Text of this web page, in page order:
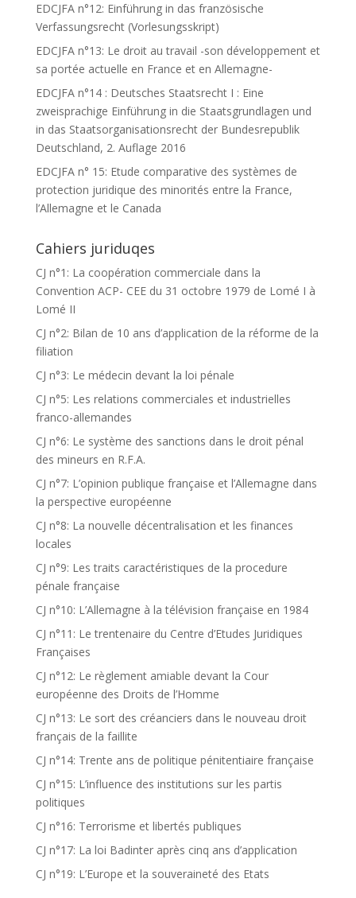
EDCJFA n°12: Einführung in das französische
Verfassungsrecht (Vorlesungsskript)
EDCJFA n°13: Le droit au travail -son développement et
sa portée actuelle en France et en Allemagne-
EDCJFA n°14 : Deutsches Staatsrecht I : Eine
zweisprachige Einführung in die Staatsgrundlagen und
in das Staatsorganisationsrecht der Bundesrepublik
Deutschland, 2. Auflage 2016
EDCJFA n° 15: Etude comparative des systèmes de
protection juridique des minorités entre la France,
l’Allemagne et le Canada
Cahiers juriduqes
CJ n°1: La coopération commerciale dans la
Convention ACP- CEE du 31 octobre 1979 de Lomé I à
Lomé II
CJ n°2: Bilan de 10 ans d’application de la réforme de la
filiation
CJ n°3: Le médecin devant la loi pénale
CJ n°5: Les relations commerciales et industrielles
franco-allemandes
CJ n°6: Le système des sanctions dans le droit pénal
des mineurs en R.F.A.
CJ n°7: L’opinion publique française et l’Allemagne dans
la perspective européenne
CJ n°8: La nouvelle décentralisation et les finances
locales
CJ n°9: Les traits caractéristiques de la procedure
pénale française
CJ n°10: L’Allemagne à la télévision française en 1984
CJ n°11: Le trentenaire du Centre d’Etudes Juridiques
Françaises
CJ n°12: Le règlement amiable devant la Cour
européenne des Droits de l’Homme
CJ n°13: Le sort des créanciers dans le nouveau droit
français de la faillite
CJ n°14: Trente ans de politique pénitentiaire française
CJ n°15: L’influence des institutions sur les partis
politiques
CJ n°16: Terrorisme et libertés publiques
CJ n°17: La loi Badinter après cinq ans d’application
CJ n°19: L’Europe et la souveraineté des Etats